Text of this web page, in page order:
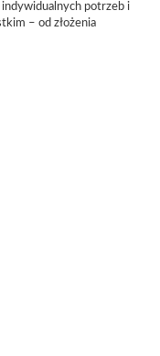
indywidualnych potrzeb i
– od złożenia